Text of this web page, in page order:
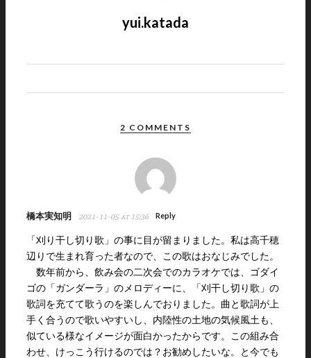
yui.katada
2 COMMENTS
橋本実知明 2021-11-05 at 15:36 Reply
「刈り干し切り歌」の事に目が留まりました。私は高千穂
辺りで生まれ育った者なので、この歌はおなじみでした。
数年前から、飲み会の二次会でのカラオケでは、ゴダイ
ゴの「ガンダーラ」のメロディーに、「刈干し切り歌」の
歌詞を充てて歌うのを楽しんでおりました。曲と歌詞が上
手く合うので歌いやすいし、内陸性の土地の気候風土も、
似ている様なイメージが面白かったからです。この組み合
わせ、けっこう行けるのでは？お勧めしたいな。と今でも